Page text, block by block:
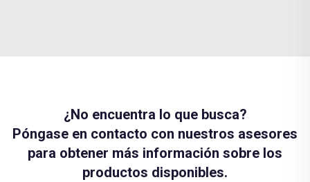
¿No encuentra lo que busca?
Póngase en contacto con nuestros asesores
para obtener más información sobre los
productos disponibles.